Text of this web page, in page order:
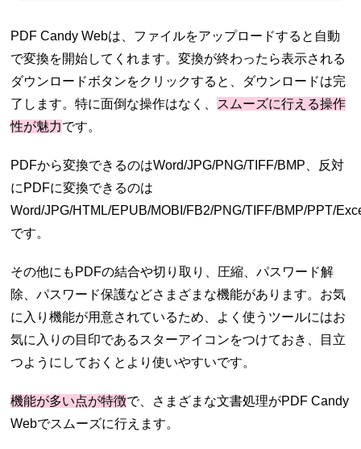
PDF Candy Webは、ファイルをアップロードすると自動
で変換を開始してくれます。変換が終わったら表示される
ダウンロードボタンをクリックすると、ダウンロードは完
了します。特に面倒な操作はなく、 スムーズに行える操作
性が魅力です。
PDFから変換できるのはWord/JPG/PNG/TIFF/BMP、反対
にPDFに変換できるのは
Word/JPG/HTML/EPUB/MOBI/FB2/PNG/TIFF/BMP/PPT/
です。
その他にもPDFの結合や切り取り、圧縮、パスワード解
除、パスワード保護などさまざまな機能があります。お気
に入り機能が用意されているため、よく使うツールにはお
気に入りの目印であるスターアイコンをつけておき、目立
つようにしておくとより使いやすいです。
機能が多い点が特徴で、さまざまな文書処理がPDF Candy
Webでスムーズに行えます。